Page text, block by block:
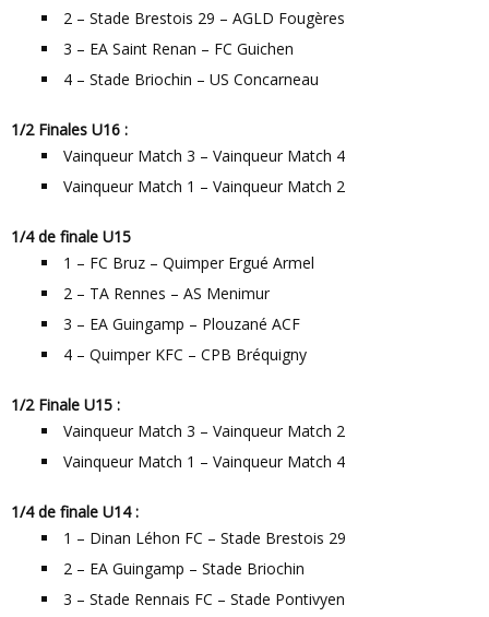
2 – Stade Brestois 29 – AGLD Fougères
3 – EA Saint Renan – FC Guichen
4 – Stade Briochin – US Concarneau
1/2 Finales U16 :
Vainqueur Match 3 – Vainqueur Match 4
Vainqueur Match 1 – Vainqueur Match 2
1/4 de finale U15
1 – FC Bruz – Quimper Ergué Armel
2 – TA Rennes – AS Menimur
3 – EA Guingamp – Plouzané ACF
4 – Quimper KFC – CPB Bréquigny
1/2 Finale U15 :
Vainqueur Match 3 – Vainqueur Match 2
Vainqueur Match 1 – Vainqueur Match 4
1/4 de finale U14 :
1 – Dinan Léhon FC – Stade Brestois 29
2 – EA Guingamp – Stade Briochin
3 – Stade Rennais FC – Stade Pontivyen